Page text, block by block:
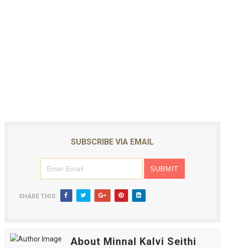
SUBSCRIBE VIA EMAIL
SHARE THIS:
About Minnal Kalvi Seithi